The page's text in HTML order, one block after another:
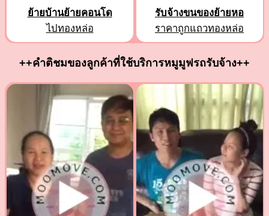
ย้ายบ้านย้ายคอนโด
ไปทองหล่อ
รับจ้างขนของย้ายหอ
ราคาถูกแถวทองหล่อ
++คำติชมของลูกค้าที่ใช้บริการหมูมูฟรถรับจ้าง++